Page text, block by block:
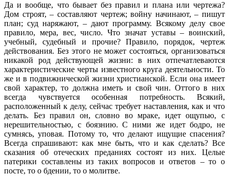
Да и вообще, что бывает без правил и плана или чертежа?
Дом строят, – составляют чертеж; войну начинают, – пишут
план; суд наряжают, – дают программу. Всякому делу свое
правило, мера, вес, число. Что значат уставы – воинский,
учебный, судебный и прочие? Правило, порядок, чертеж
действования. Без этого не может состояться, организоваться
никакой род действующей жизни: в них отпечатлеваются
характеристические черты известного круга деятельности. То
же и в подвижнической жизни христианской. Если она имеет
свой характер, то должна иметь и свой чин. Оттого в них
всегда чувствуется особенная потребность. Всякий,
расположенный к делу, сейчас требует наставления, как и что
делать. Без правил он, словно во мраке, идет ощупью, с
нерешительностью, с боязнию. С ними же идет бодро, не
сумнясь, уповая. Потому то, что делают ищущие спасения?
Всегда спрашивают: как мне быть, что и как сделать? Все
сказания об отеческих преданиях состоят из них. Целые
патерики составлены из таких вопросов и ответов – то о
посте, то о бдении, то о молитве.